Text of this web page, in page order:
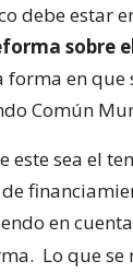
debe estar
sobre
forma en
Común
este sea el
en
Lo que se